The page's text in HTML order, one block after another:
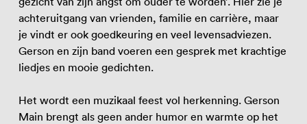
achteruitgang van vrienden, familie en carrière, maar
je vindt er ook goedkeuring en veel levensadviezen.
Gerson en zijn band voeren een gesprek met krachtige
liedjes en mooie gedichten.
Het wordt een muzikaal feest vol herkenning. Gerson
Main brengt als geen ander humor en warmte op het